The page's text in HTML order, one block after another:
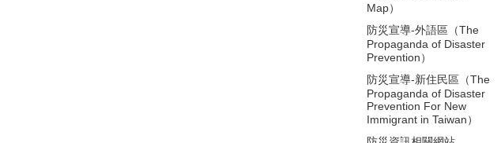
Map）
防災宣導-外語區（The
Propaganda of Disaster
Prevention）
防災宣導-新住民區（The
Propaganda of Disaster
Prevention For New
Immigrant in Taiwan）